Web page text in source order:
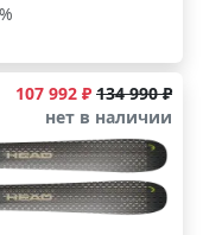
107 992 ₽ 134 990 ₽
нет в наличии